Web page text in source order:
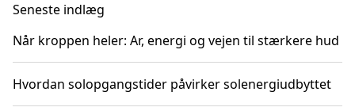
Seneste indlæg
Når kroppen heler: Ar, energi og vejen til stærkere hud
Hvordan solopgangstider påvirker solenergiudbyttet